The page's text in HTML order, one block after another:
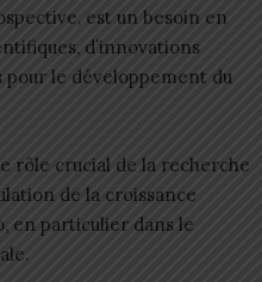
est un besoin en
d’innovations
pour le développement du
rôle crucial de la recherche
de la croissance
en particulier dans le